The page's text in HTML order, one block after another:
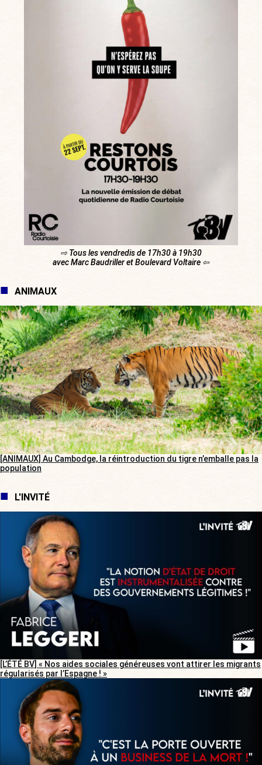
⇨ Tous les vendredis de 17h30 à 19h30
avec Marc Baudriller et Boulevard Voltaire ⇦
ANIMAUX
[ANIMAUX] Au Cambodge, la réintroduction du tigre n’emballe pas la
population
L'INVITÉ
[L’ÉTÉ BV] « Nos aides sociales généreuses vont attirer les migrants
régularisés par l’Espagne ! »